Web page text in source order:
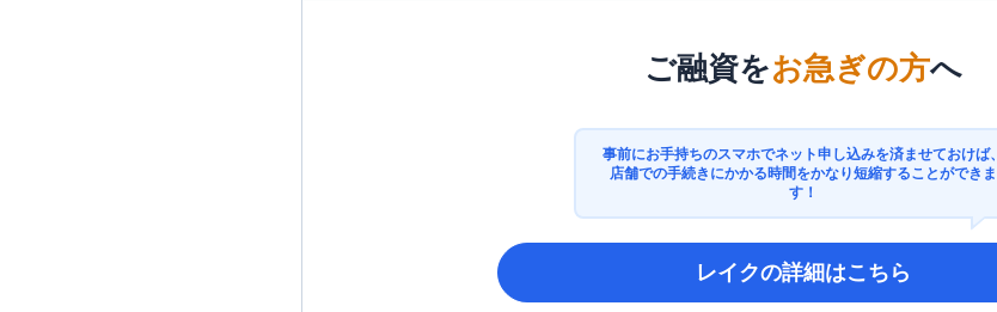
ご融資をお急ぎの方へ
事前にお手持ちのスマホでネット申し込みを済ませておけば、
店舗での手続きにかかる時間をかなり短縮することができま
す！
レイクの詳細はこちら